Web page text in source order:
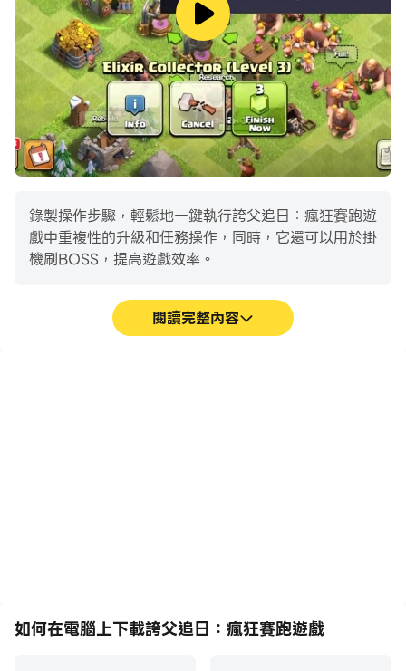
誇父追日玩法
1.全遊戲劇情任務多，可以啟動各種劇情任務;
2.關卡類型也很多，玩家可以自由挑戰這些關卡;
3.通過收集這些道具來完成這些挑戰，享受解謎和玩遊戲的
挑戰。
錄製操作步驟，輕鬆地一鍵執行誇父追日：瘋狂賽跑遊
戲中重複性的升級和任務操作，同時，它還可以用於掛
機刷BOSS，提高遊戲效率。
閱讀完整內容
如何在電腦上下載誇父追日：瘋狂賽跑遊戲